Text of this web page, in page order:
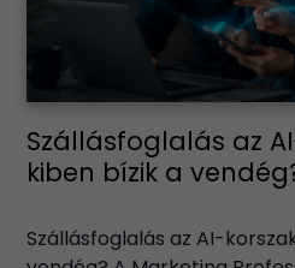
Szállásfoglalás az
kiben bízik a
Szállásfoglalás az AI-